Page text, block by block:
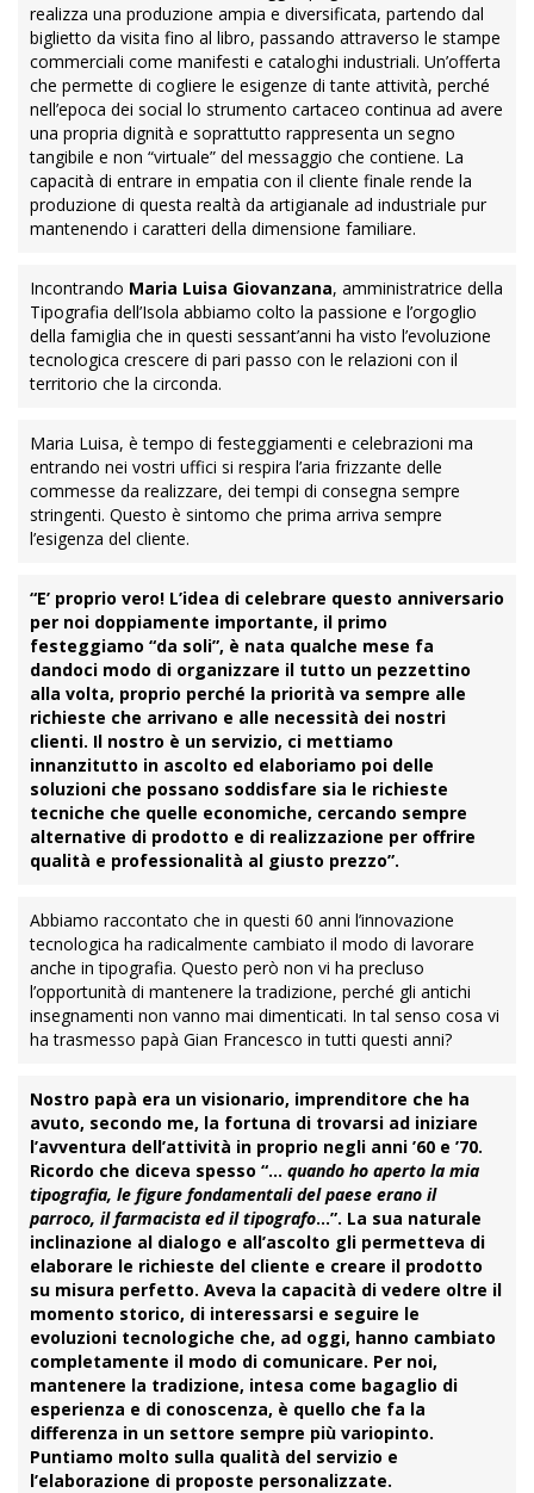
realizza una produzione ampia e diversificata, partendo dal
biglietto da visita fino al libro, passando attraverso le stampe
commerciali come manifesti e cataloghi industriali. Un’offerta
che permette di cogliere le esigenze di tante attività, perché
nell’epoca dei social lo strumento cartaceo continua ad avere
una propria dignità e soprattutto rappresenta un segno
tangibile e non “virtuale” del messaggio che contiene. La
capacità di entrare in empatia con il cliente finale rende la
produzione di questa realtà da artigianale ad industriale pur
mantenendo i caratteri della dimensione familiare.
Incontrando Maria Luisa Giovanzana, amministratrice della
Tipografia dell’Isola abbiamo colto la passione e l’orgoglio
della famiglia che in questi sessant’anni ha visto l’evoluzione
tecnologica crescere di pari passo con le relazioni con il
territorio che la circonda.
Maria Luisa, è tempo di festeggiamenti e celebrazioni ma
entrando nei vostri uffici si respira l’aria frizzante delle
commesse da realizzare, dei tempi di consegna sempre
stringenti. Questo è sintomo che prima arriva sempre
l’esigenza del cliente.
“E’ proprio vero! L’idea di celebrare questo anniversario
per noi doppiamente importante, il primo
festeggiamo “da soli”, è nata qualche mese fa
dandoci modo di organizzare il tutto un pezzettino
alla volta, proprio perché la priorità va sempre alle
richieste che arrivano e alle necessità dei nostri
clienti. Il nostro è un servizio, ci mettiamo
innanzitutto in ascolto ed elaboriamo poi delle
soluzioni che possano soddisfare sia le richieste
tecniche che quelle economiche, cercando sempre
alternative di prodotto e di realizzazione per offrire
qualità e professionalità al giusto prezzo”.
Abbiamo raccontato che in questi 60 anni l’innovazione
tecnologica ha radicalmente cambiato il modo di lavorare
anche in tipografia. Questo però non vi ha precluso
l’opportunità di mantenere la tradizione, perché gli antichi
insegnamenti non vanno mai dimenticati. In tal senso cosa vi
ha trasmesso papà Gian Francesco in tutti questi anni?
Nostro papà era un visionario, imprenditore che ha
avuto, secondo me, la fortuna di trovarsi ad iniziare
l’avventura dell’attività in proprio negli anni ’60 e ’70.
Ricordo che diceva spesso “… quando ho aperto la mia
tipografia, le figure fondamentali del paese erano il
parroco, il farmacista ed il tipografo…”. La sua naturale
inclinazione al dialogo e all’ascolto gli permetteva di
elaborare le richieste del cliente e creare il prodotto
su misura perfetto. Aveva la capacità di vedere oltre il
momento storico, di interessarsi e seguire le
evoluzioni tecnologiche che, ad oggi, hanno cambiato
completamente il modo di comunicare. Per noi,
mantenere la tradizione, intesa come bagaglio di
esperienza e di conoscenza, è quello che fa la
differenza in un settore sempre più variopinto.
Puntiamo molto sulla qualità del servizio e
l’elaborazione di proposte personalizzate.